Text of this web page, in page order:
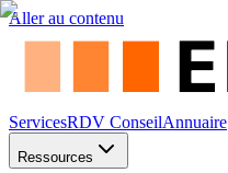
Aller au contenu
ServicesRDV ConseilAnnuaire
Ressources